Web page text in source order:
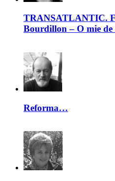
TRANSATLANTIC.
Bourdillon – O mie de
Reforma…